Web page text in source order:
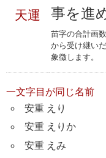
天運
事を進
苗字の合計画
から受け継い
象徴します。
一文字目が同じ名前
安重 えり
安重 えりか
安重 えみ